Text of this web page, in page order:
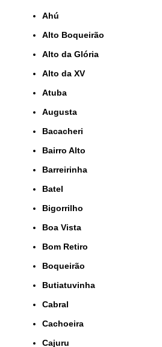
Ahú
Alto Boqueirão
Alto da Glória
Alto da XV
Atuba
Augusta
Bacacheri
Bairro Alto
Barreirinha
Batel
Bigorrilho
Boa Vista
Bom Retiro
Boqueirão
Butiatuvinha
Cabral
Cachoeira
Cajuru